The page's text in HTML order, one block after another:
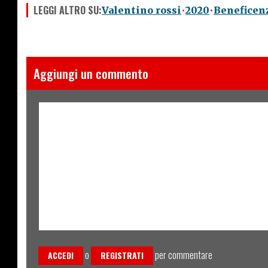
LEGGI ALTRO SU:Valentino rossi 2020
Aggiungi un commento
ACCEDI o REGISTRATI per commentare